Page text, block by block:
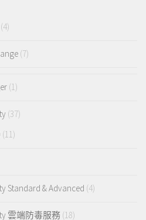
(4)
(7)
(1)
(37)
(11)
Standard & Advanced (4)
雲端防毒服務 (18)